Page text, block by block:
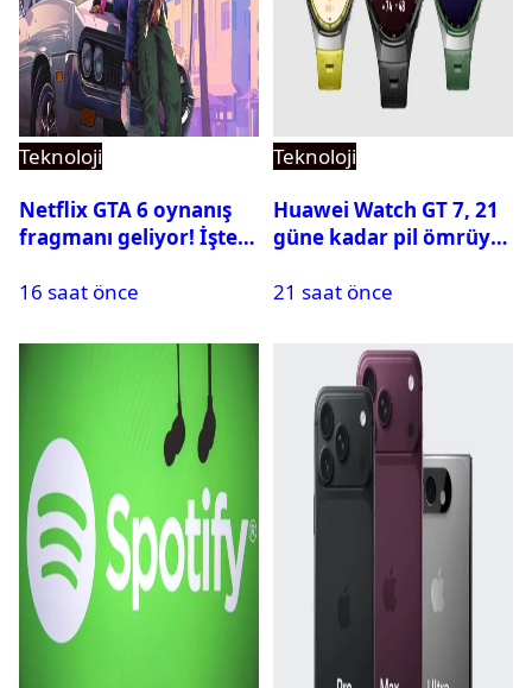
Teknoloji
Netflix GTA 6 oynanış
fragmanı geliyor! İşte
16 saat önce
Teknoloji
Huawei Watch GT 7, 21
güne kadar pil ömrüyle
21 saat önce